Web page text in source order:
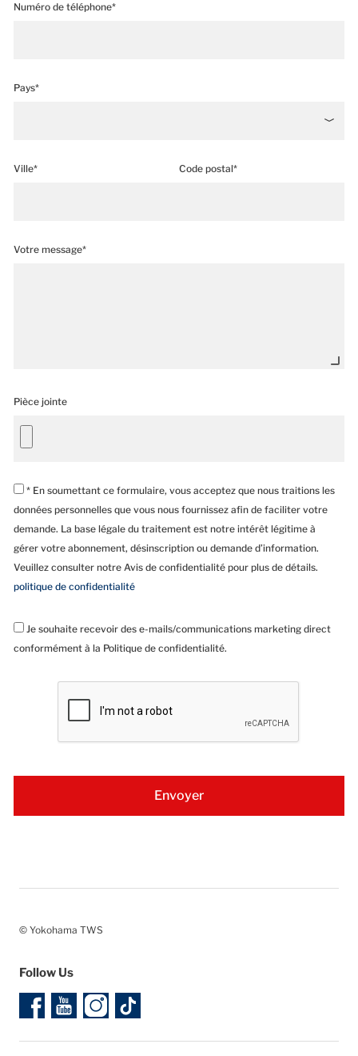
Numéro de téléphone*
Pays*
Ville* Code postal*
Votre message*
Pièce jointe
* En soumettant ce formulaire, vous acceptez que nous traitions les
données personnelles que vous nous fournissez afin de faciliter votre
demande. La base légale du traitement est notre intérêt légitime à
gérer votre abonnement, désinscription ou demande d’information.
Veuillez consulter notre Avis de confidentialité pour plus de détails.
politique de confidentialité
Je souhaite recevoir des e-mails/communications marketing direct
conformément à la Politique de confidentialité.
© Yokohama TWS
Follow Us